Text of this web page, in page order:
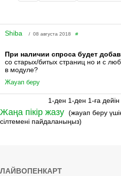
Shiba / 08 августа 2018 #
При наличии спроса будет
со старых/битых страниц но и с
в модуле?
Жауап беру
1-ден 1-ден 1-ға
Жаңа пікір жазу (жауап беру
сілтемені пайдаланыңыз)
ЛАЙВОПЕНКАРТ